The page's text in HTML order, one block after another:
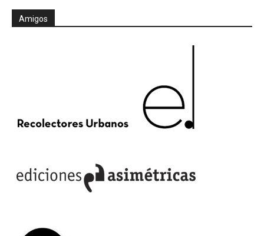
Amigos